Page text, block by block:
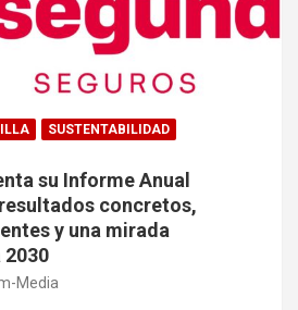
SUSTENTABILIDAD
su Informe Anual
concretos,
y una mirada
Media